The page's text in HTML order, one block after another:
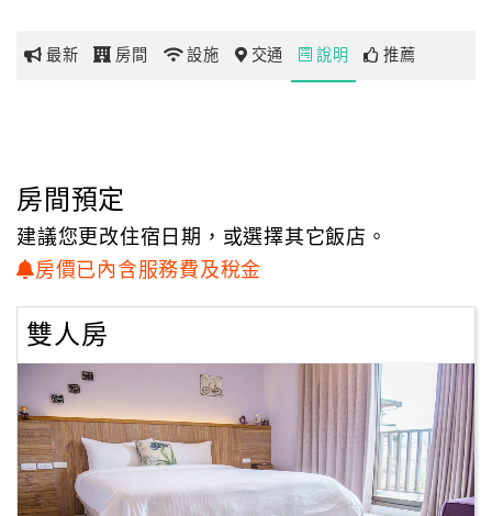
玩
地
圖
顧
務
顧
客
滿
意
最新 房間 設施 交通 說明 推薦
房間預定
建議您更改住宿日期，或選擇其它飯店。
房價已內含服務費及稅金
雙人房